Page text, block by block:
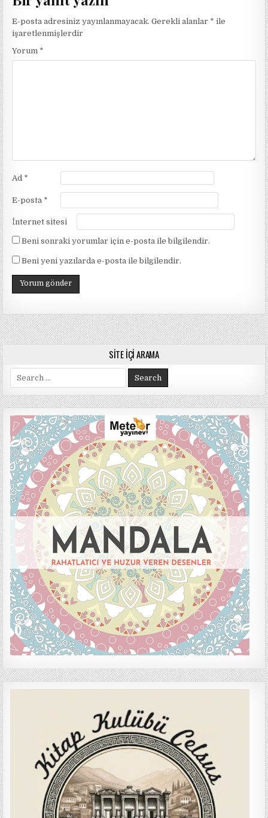
E-posta adresiniz yayınlanmayacak. Gerekli alanlar * ile
işaretlenmişlerdir
Yorum *
Ad *
E-posta *
İnternet sitesi
Beni sonraki yorumlar için e-posta ile bilgilendir.
Beni yeni yazılarda e-posta ile bilgilendir.
SITE İÇI ARAMA
Search
for: